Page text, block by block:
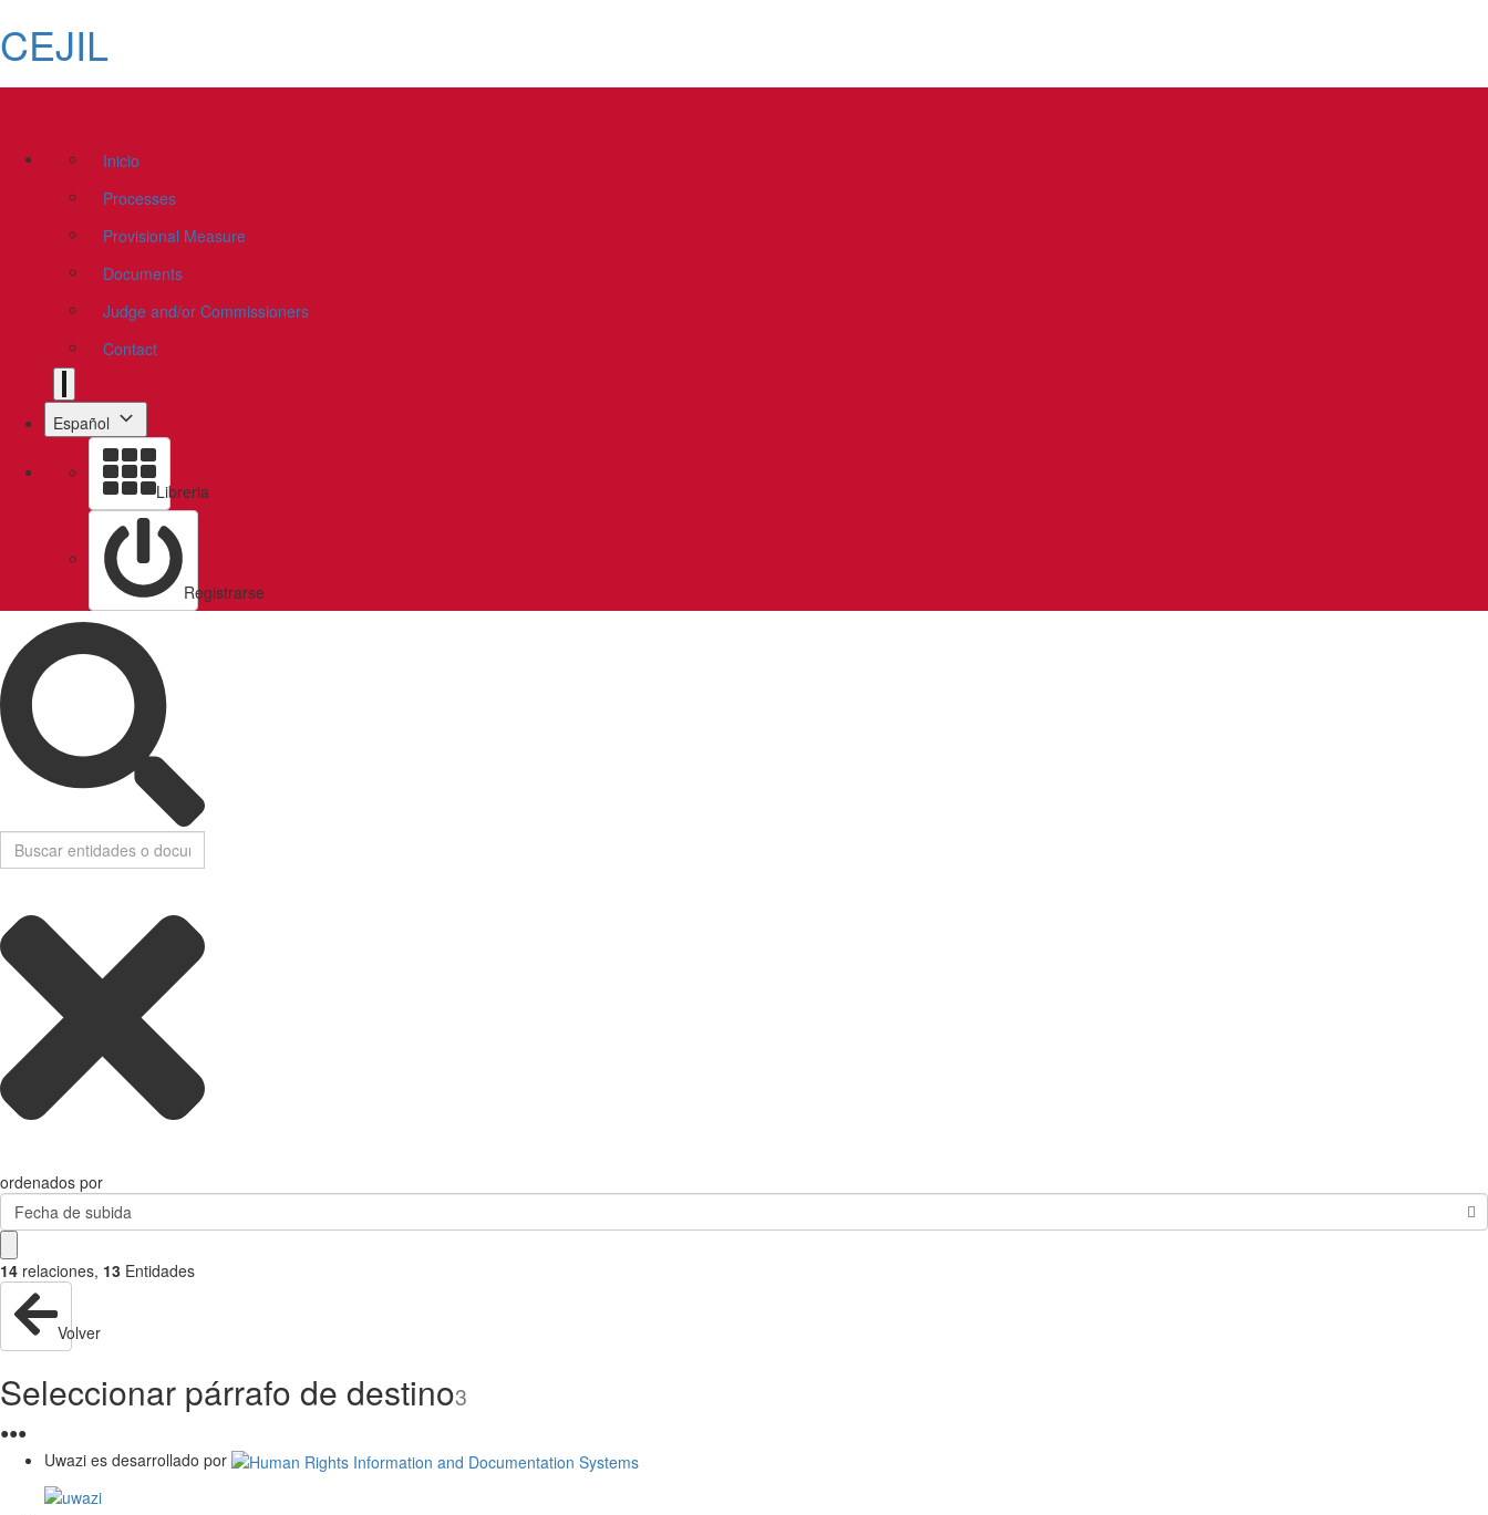
CEJIL
Inicio
Processes
Provisional Measure
Documents
Judge and/or Commissioners
Contact
Español
Libreria
Registrarse
ordenados por
Fecha de subida
14 relaciones, 13 Entidades
Volver
Seleccionar párrafo de destino3
●●●
Uwazi es desarrollado por